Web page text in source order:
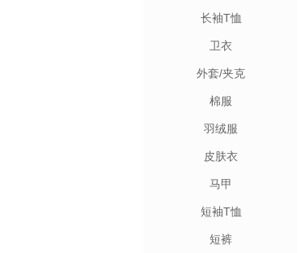
长袖T恤
卫衣
外套/夹克
棉服
羽绒服
皮肤衣
马甲
短袖T恤
短裤